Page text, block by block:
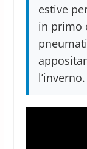
estive
in primo
l’inverno.